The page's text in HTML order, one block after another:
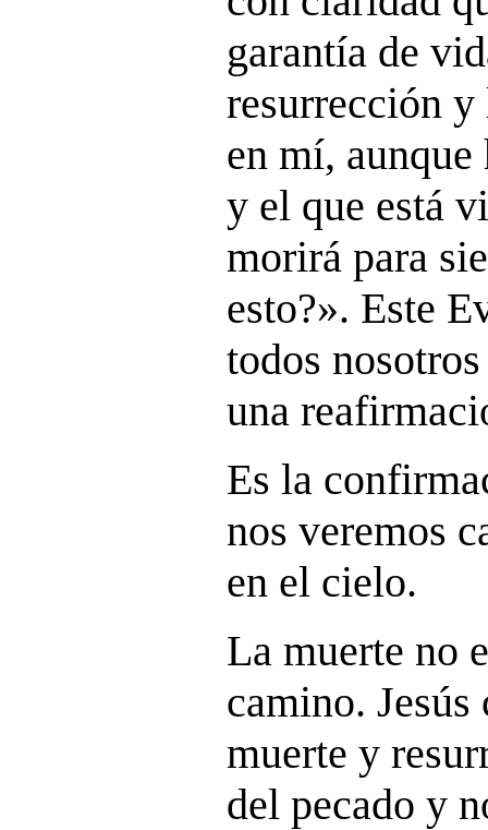
garantía de
resurrección
en mí,
y el que está
morirá para
esto?». Este
todos
una
Es la
nos veremos
en el cielo.
La muerte no
camino. Jesús
muerte y
del pecado y